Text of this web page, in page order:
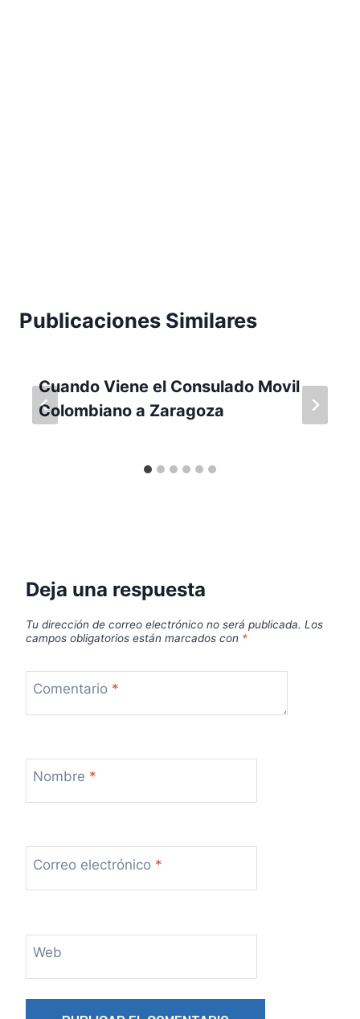
Publicaciones Similares
Cuando Viene el Consulado Movil
Colombiano a Zaragoza
Deja una respuesta
Tu dirección de correo electrónico no será publicada. Los
campos obligatorios están marcados con *
Comentario *
Nombre *
Correo electrónico *
Web